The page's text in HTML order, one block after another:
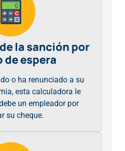
la sanción por
de espera
o ha renunciado a su
esta calculadora le
un empleador por
su cheque.